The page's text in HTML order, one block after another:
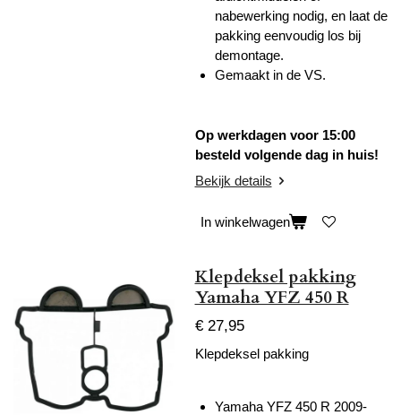
nabewerking nodig, en laat de
pakking eenvoudig los bij
demontage.
Gemaakt in de VS.
Op werkdagen voor 15:00
besteld volgende dag in huis!
Bekijk details
In winkelwagen
Klepdeksel pakking
Yamaha YFZ 450 R
€ 27,95
Klepdeksel pakking
Yamaha YFZ 450 R 2009-